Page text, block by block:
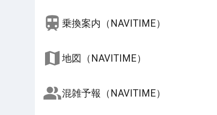
乗換案内（NAVITIME）
地図（NAVITIME）
混雑予報（NAVITIME）